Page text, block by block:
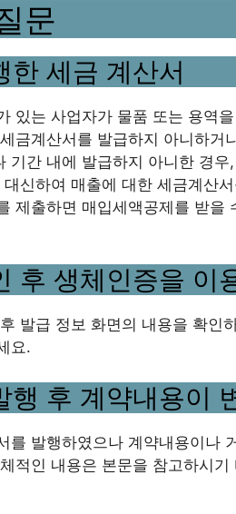
문
한 세금 계산서
있는 사업자가 물품 또는 용역
금계산서를 발급하지 아니하거
기간 내에 발급하지 아니한 경
신하여 매출에 대한 세금계산
제출하면 매입세액공제를 받을
후 생체인증을 이
발급 정보 화면의 내용을 확인
요.
행 후 계약내용이
를 발행하였으나 계약내용이나
적인 내용은 본문을 참고하시기